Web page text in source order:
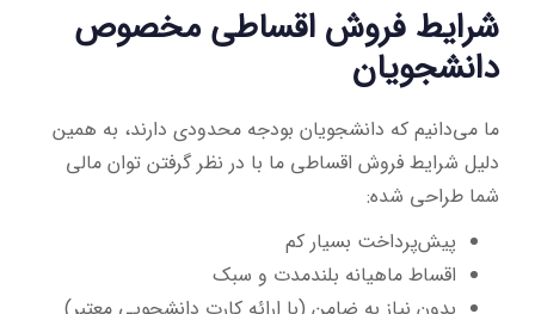
شرایط فروش اقساطی مخصوص
دانشجویان
ما می‌دانیم که دانشجویان بودجه محدودی دارند، به همین
دلیل شرایط فروش اقساطی ما با در نظر گرفتن توان مالی
شما طراحی شده:
پیش‌پرداخت بسیار کم
اقساط ماهیانه بلندمدت و سبک